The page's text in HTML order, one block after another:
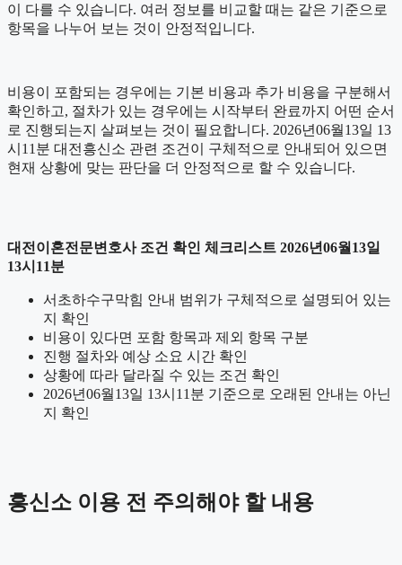
이 다를 수 있습니다. 여러 정보를 비교할 때는 같은 기준으로
항목을 나누어 보는 것이 안정적입니다.
비용이 포함되는 경우에는 기본 비용과 추가 비용을 구분해서
확인하고, 절차가 있는 경우에는 시작부터 완료까지 어떤 순서
로 진행되는지 살펴보는 것이 필요합니다. 2026년06월13일 13
시11분 대전흥신소 관련 조건이 구체적으로 안내되어 있으면
현재 상황에 맞는 판단을 더 안정적으로 할 수 있습니다.
대전이혼전문변호사 조건 확인 체크리스트 2026년06월13일
13시11분
서초하수구막힘 안내 범위가 구체적으로 설명되어 있는
지 확인
비용이 있다면 포함 항목과 제외 항목 구분
진행 절차와 예상 소요 시간 확인
상황에 따라 달라질 수 있는 조건 확인
2026년06월13일 13시11분 기준으로 오래된 안내는 아닌
지 확인
흥신소 이용 전 주의해야 할 내용